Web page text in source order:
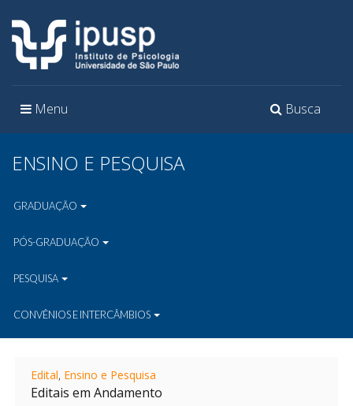
Toggle
Busca
Toggle
Menu
ENSINO E PESQUISA
GRADUAÇÃO
PÓS-GRADUAÇÃO
PESQUISA
CONVÊNIOS E INTERCÂMBIOS
Edital, Ensino e Pesquisa
Editais em Andamento